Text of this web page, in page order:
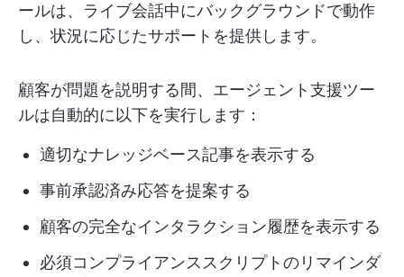
ールは、ライブ会話中にバックグラウンドで動作
し、状況に応じたサポートを提供します。
顧客が問題を説明する間、エージェント支援ツー
ルは自動的に以下を実行します：
適切なナレッジベース記事を表示する
事前承認済み応答を提案する
顧客の完全なインタラクション履歴を表示する
必須コンプライアンススクリプトのリマインダ